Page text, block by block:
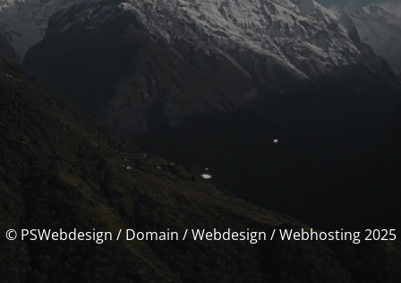
© PSWebdesign / Domain / Webdesign / Webhosting 2025